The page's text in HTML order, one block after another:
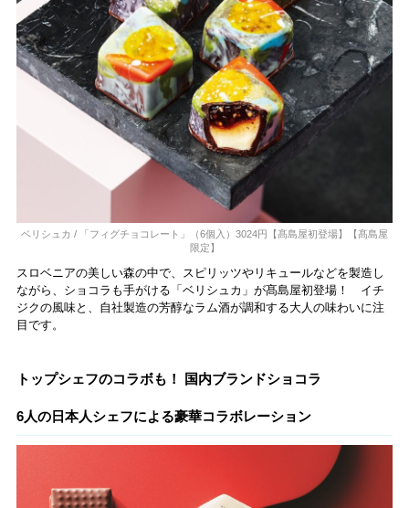
ベリシュカ / 「フィグチョコレート」（6個入）3024円【髙島屋初登場】【髙島屋
限定】
スロベニアの美しい森の中で、スピリッツやリキュールなどを製造し
ながら、ショコラも手がける「ベリシュカ」が髙島屋初登場！ イチ
ジクの風味と、自社製造の芳醇なラム酒が調和する大人の味わいに注
目です。
トップシェフのコラボも！ 国内ブランドショコラ
6人の日本人シェフによる豪華コラボレーション